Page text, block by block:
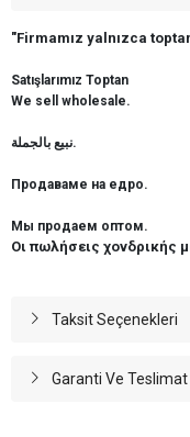
"Firmamız yalnızca
Satışlarımız Toptan
We sell wholesale.
نبيع بالجملة.
Продаваме на едро.
Мы продаем оптом.
Οι πωλήσεις χονδρικής
Taksit Seçenekleri
Garanti Ve Teslimat